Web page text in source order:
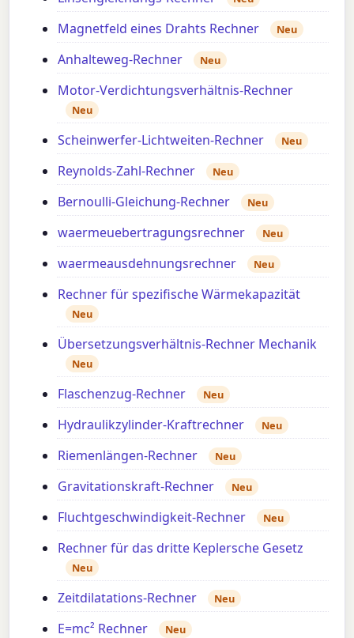
Magnetfeld eines Drahts Rechner Neu
Anhalteweg-Rechner Neu
Motor-Verdichtungsverhältnis-Rechner
Neu
Scheinwerfer-Lichtweiten-Rechner Neu
Reynolds-Zahl-Rechner Neu
Bernoulli-Gleichung-Rechner Neu
waermeuebertragungsrechner Neu
waermeausdehnungsrechner Neu
Rechner für spezifische Wärmekapazität
Neu
Übersetzungsverhältnis-Rechner Mechanik
Neu
Flaschenzug-Rechner Neu
Hydraulikzylinder-Kraftrechner Neu
Riemenlängen-Rechner Neu
Gravitationskraft-Rechner Neu
Fluchtgeschwindigkeit-Rechner Neu
Rechner für das dritte Keplersche Gesetz
Neu
Zeitdilatations-Rechner Neu
E=mc² Rechner Neu